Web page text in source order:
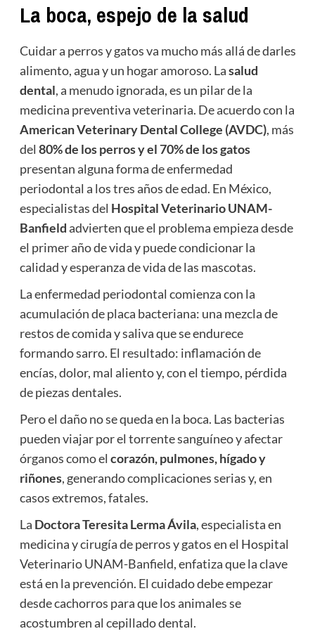
La boca, espejo de la salud
Cuidar a perros y gatos va mucho más allá de darles
alimento, agua y un hogar amoroso. Lasalud
dental, a menudo ignorada, es un pilar de la
medicina preventiva veterinaria. De acuerdo con la
American Veterinary Dental College (AVDC), más
del 80% de los perros y el 70% de los gatos
presentan alguna forma de enfermedad
periodontal a los tres años de edad. En México,
especialistas del Hospital Veterinario UNAM-
Banfieldadvierten que el problema empieza desde
el primer año de vida y puede condicionar la
calidad y esperanza de vida de las mascotas.
La enfermedad periodontal comienza con la
acumulación de placa bacteriana: una mezcla de
restos de comida y saliva que se endurece
formando sarro. El resultado: inflamación de
encías, dolor, mal aliento y, con el tiempo, pérdida
de piezas dentales.
Pero el daño no se queda en la boca. Las bacterias
pueden viajar por el torrente sanguíneo y afectar
órganos como el corazón, pulmones, hígado y
riñones, generando complicaciones serias y, en
casos extremos, fatales.
La Doctora Teresita Lerma Ávila, especialista en
medicina y cirugía de perros y gatos en el Hospital
Veterinario UNAM-Banfield, enfatiza que la clave
está en la prevención. El cuidado debe empezar
desde cachorros para que los animales se
acostumbren al cepillado dental.